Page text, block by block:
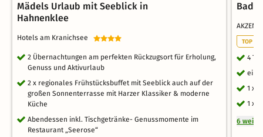
Mädels Urlaub mit Seeblick in
Hahnenklee
Hotels am Kranichsee
2 Übernachtungen am perfekten Rückzugsort für Erholung,
Genuss und Aktivurlaub
2 x regionales Frühstücksbuffet mit Seeblick auch auf der
großen Sonnenterrasse mit Harzer Klassiker & moderne
Küche
Abendessen inkl. Tischgetränke- Genussmomente im
Restaurant „Seerose“
Bad
TOP
4
ein
1 x
1 x
6